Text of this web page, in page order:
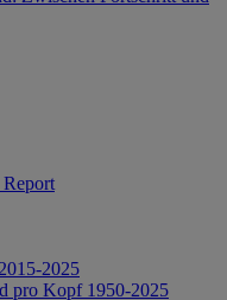
2025
pro Kopf 1950-2025